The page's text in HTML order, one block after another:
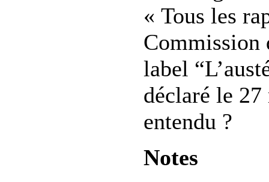
« Tous les
Commission
label
déclaré le
entendu ?
Notes